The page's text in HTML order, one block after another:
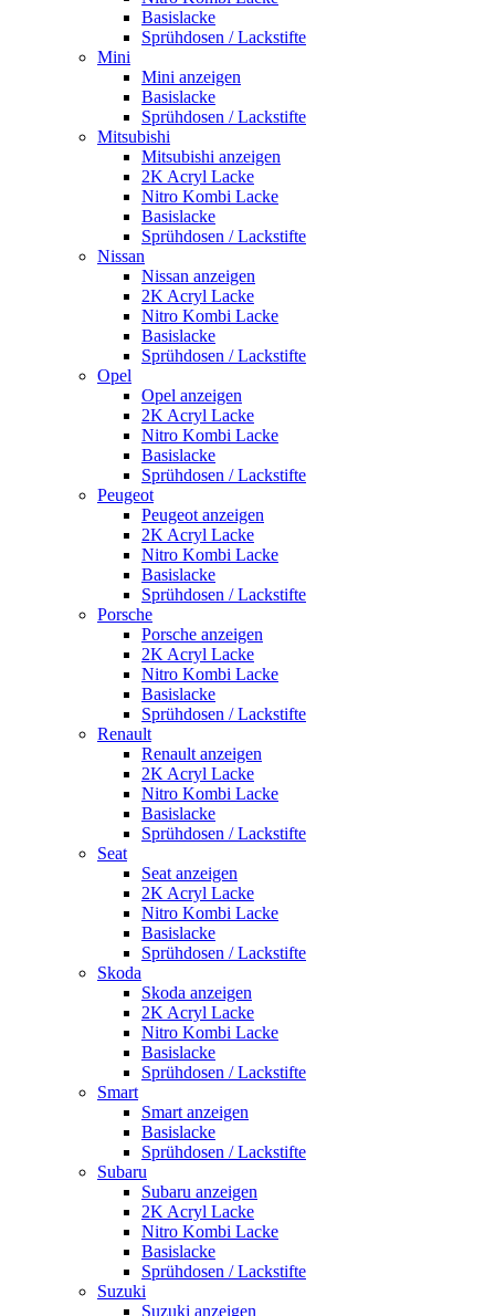
Basislacke
Sprühdosen / Lackstifte
Mini
Mini anzeigen
Basislacke
Sprühdosen / Lackstifte
Mitsubishi
Mitsubishi anzeigen
2K Acryl Lacke
Nitro Kombi Lacke
Basislacke
Sprühdosen / Lackstifte
Nissan
Nissan anzeigen
2K Acryl Lacke
Nitro Kombi Lacke
Basislacke
Sprühdosen / Lackstifte
Opel
Opel anzeigen
2K Acryl Lacke
Nitro Kombi Lacke
Basislacke
Sprühdosen / Lackstifte
Peugeot
Peugeot anzeigen
2K Acryl Lacke
Nitro Kombi Lacke
Basislacke
Sprühdosen / Lackstifte
Porsche
Porsche anzeigen
2K Acryl Lacke
Nitro Kombi Lacke
Basislacke
Sprühdosen / Lackstifte
Renault
Renault anzeigen
2K Acryl Lacke
Nitro Kombi Lacke
Basislacke
Sprühdosen / Lackstifte
Seat
Seat anzeigen
2K Acryl Lacke
Nitro Kombi Lacke
Basislacke
Sprühdosen / Lackstifte
Skoda
Skoda anzeigen
2K Acryl Lacke
Nitro Kombi Lacke
Basislacke
Sprühdosen / Lackstifte
Smart
Smart anzeigen
Basislacke
Sprühdosen / Lackstifte
Subaru
Subaru anzeigen
2K Acryl Lacke
Nitro Kombi Lacke
Basislacke
Sprühdosen / Lackstifte
Suzuki
Suzuki anzeigen